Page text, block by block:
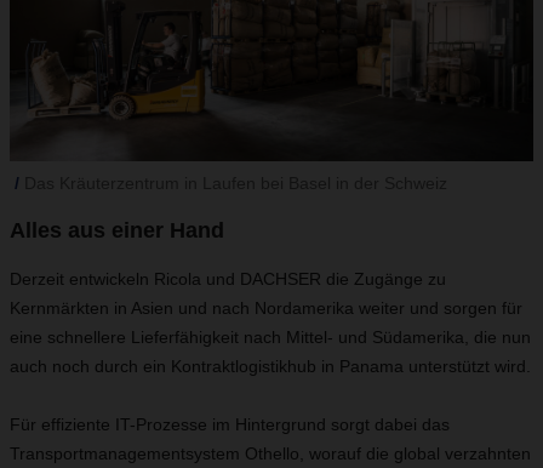
Alles aus einer Hand
Derzeit entwickeln Ricola und DACHSER die Zugänge zu
Kernmärkten in Asien und nach Nordamerika weiter und sorgen für
eine schnellere Lieferfähigkeit nach Mittel- und Südamerika, die nun
auch noch durch ein Kontraktlogistikhub in Panama unterstützt wird.
Für effiziente IT-Prozesse im Hintergrund sorgt dabei das
Transportmanagementsystem Othello, worauf die global verzahnten